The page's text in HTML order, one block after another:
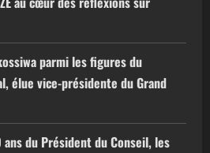
parmi les figures du
élue vice-présidente du Grand
du Président du Conseil, les